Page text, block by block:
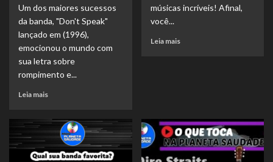
Um dos maiores sucessos
da banda, "Don't Speak"
lançado em (1996),
emocionou o mundo com
sua letra sobre
rompimento e...
Leia mais
músicas incríveis! Afinal,
você...
Leia mais